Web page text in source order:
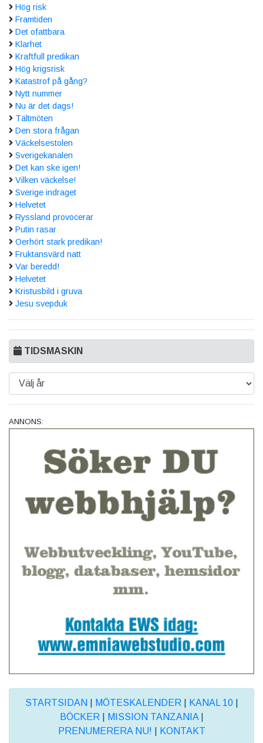
Hög risk
Framtiden
Det ofattbara
Klarhet
Kraftfull predikan
Hög krigsrisk
Katastrof på gång?
Nytt nummer
Nu är det dags!
Tältmöten
Den stora frågan
Väckelsestolen
Sverigekanalen
Det kan ske igen!
Vilken väckelse!
Sverige indraget
Helvetet
Ryssland provocerar
Putin rasar
Oerhört stark predikan!
Fruktansvärd natt
Var beredd!
Helvetet
Kristusbild i gruva
Jesu svepduk
TIDSMASKIN
ANNONS:
STARTSIDAN MÖTESKALENDER KANAL 10|
BÖCKER
MISSION TANZANIA|
PRENUMERERA NU!
KONTAKT